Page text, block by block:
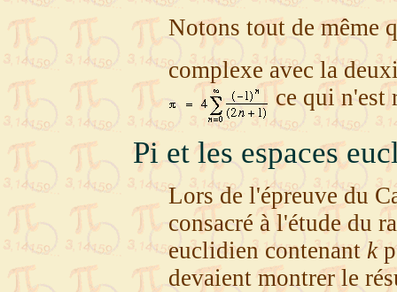
Notons tout de même
complexe avec la
ce qui n'est
Pi et les espaces
Lors de l'épreuve du
consacré à l'étude du
euclidien contenantk
devaient montrer le